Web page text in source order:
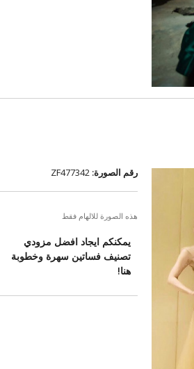
رقم الصورة:
هذه الصورة للالهام فقط
يمكنكم ايجاد افضل مزودي
تصنيف فساتين سهرة وخطوبة
هنا!